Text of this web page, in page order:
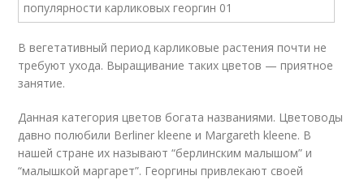
В вегетативный период карликовые растения почти не
требуют ухода. Выращивание таких цветов — приятное
занятие.
Данная категория цветов богата названиями. Цветоводы
давно полюбили Berliner kleene и Margareth kleene. В
нашей стране их называют “берлинским малышом” и
“малышкой маргарет”. Георгины привлекают своей